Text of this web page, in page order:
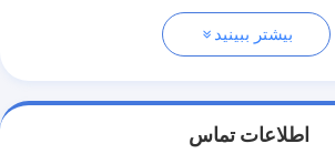
بیشتر ببینید
اطلاعات تماس